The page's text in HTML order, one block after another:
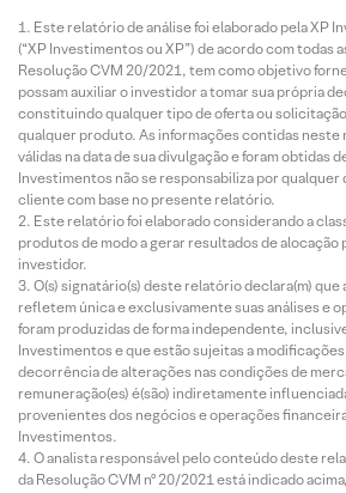
Este relatório de análise foi elaborado pela XP
(“XP Investimentos ou XP”) de acordo com todas
Resolução CVM 20/2021, tem como objetivo
possam auxiliar o investidor a tomar sua própria
constituindo qualquer tipo de oferta ou
qualquer produto. As informações contidas neste
válidas na data de sua divulgação e foram obtidas
Investimentos não se responsabiliza por qualquer
cliente com base no presente relatório.
Este relatório foi elaborado considerando a
produtos de modo a gerar resultados de alocação
investidor.
O(s) signatário(s) deste relatório declara(m)
refletem única e exclusivamente suas análises e
foram produzidas de forma independente,
Investimentos e que estão sujeitas a
decorrência de alterações nas condições de
remuneração(es) é(são) indiretamente
provenientes dos negócios e operações
Investimentos.
O analista responsável pelo conteúdo deste
da Resolução CVM nº 20/2021 está indicado